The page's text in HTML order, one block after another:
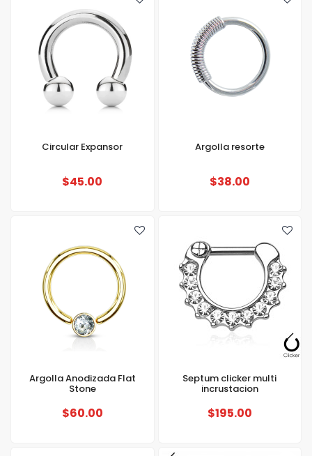
Circular Expansor
$45.00
Argolla resorte
$38.00
Argolla Anodizada Flat
Stone
$60.00
Septum clicker multi
incrustacion
$195.00